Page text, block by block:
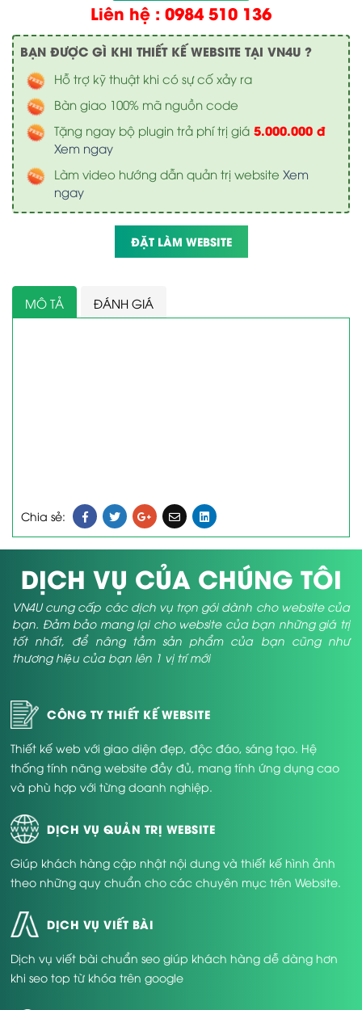
Liên hệ : 0984 510 136
BẠN ĐƯỢC GÌ KHI THIẾT KẾ WEBSITE TẠI VN4U ?
Hỗ trợ kỹ thuật khi có sự cố xảy ra
Bàn giao 100% mã nguồn code
Tặng ngay bộ plugin trả phí trị giá 5.000.000 đ
Xem ngay
Làm video hướng dẫn quản trị website Xem
ngay
ĐẶT LÀM WEBSITE
MÔ TẢ ĐÁNH GIÁ
Chia sẻ:
DỊCH VỤ CỦA CHÚNG TÔI
VN4U cung cấp các dịch vụ trọn gói dành cho website của
bạn. Đảm bảo mang lại cho website của bạn những giá trị
tốt nhất, để nâng tầm sản phẩm của bạn cũng như
thương hiệu của bạn lên 1 vị trí mới
CÔNG TY THIẾT KẾ WEBSITE
Thiết kế web với giao diện đẹp, độc đáo, sáng tạo. Hệ
thống tính năng website đầy đủ, mang tính ứng dụng cao
và phù hợp với từng doanh nghiệp.
DỊCH VỤ QUẢN TRỊ WEBSITE
Giúp khách hàng cập nhật nội dung và thiết kế hình ảnh
theo những quy chuẩn cho các chuyên mục trên Website.
DỊCH VỤ VIẾT BÀI
Dịch vụ viết bài chuẩn seo giúp khách hàng dễ dàng hơn
khi seo top từ khóa trên google